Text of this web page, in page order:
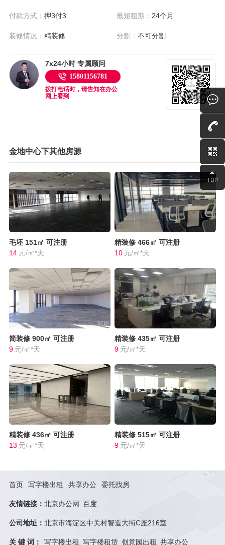
付款方式： 押3付3 最短租期： 24个月
装修情况： 精装修 分割：不可分割
7x24小时 专属顾问
15801156781
拨打电话时，请告知在办公
网上看到
金地中心下其他房源
毛坯 151㎡ 可注册
14 元/㎡*天
精装修 466㎡ 可注册
10 元/㎡*天
简装修 900㎡ 可注册
9 元/㎡*天
精装修 435㎡ 可注册
9 元/㎡*天
精装修 436㎡ 可注册
13 元/㎡*天
精装修 515㎡ 可注册
9 元/㎡*天
首页 写字楼出租 共享办公 委托找房
友情链接： 北京办公网 百度
公司地址： 北京市海淀区中关村智造大街C座216室
关 键 词： 写字楼出租 写字楼租赁 创意园出租 共享办公